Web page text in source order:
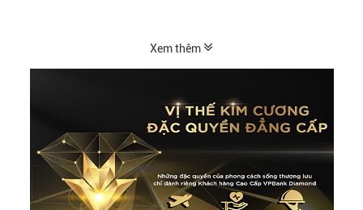
Xem thêm